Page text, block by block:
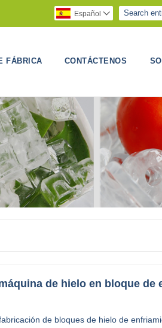
Español 
FÁBRICA CONTÁCTENOS
de hielo en bloque de
de bloques de hielo de